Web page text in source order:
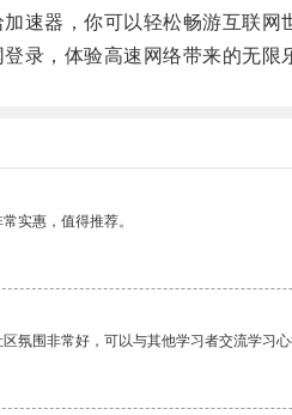
器，你可以轻松畅游互联网
，体验高速网络带来的无限
实惠，值得推荐。
氛围非常好，可以与其他学习者交流学习心